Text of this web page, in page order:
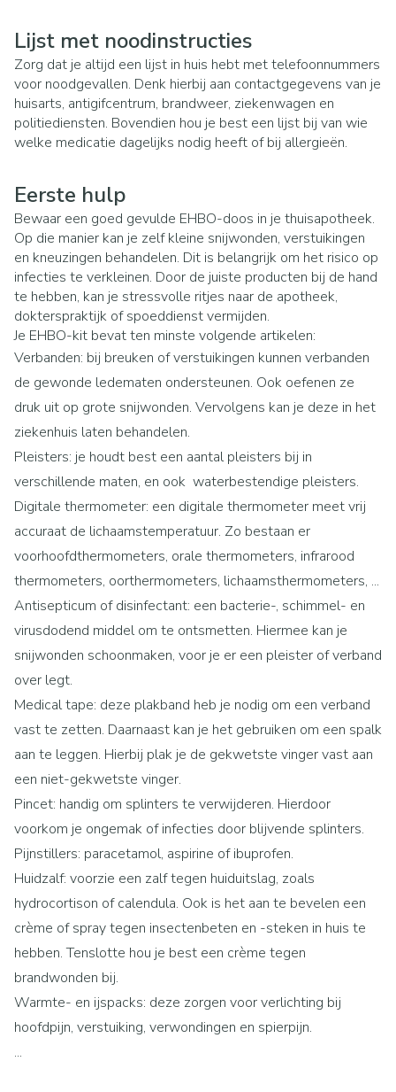
Lijst met noodinstructies
Zorg dat je altijd een lijst in huis hebt met telefoonnummers
voor noodgevallen. Denk hierbij aan contactgegevens van je
huisarts, antigifcentrum, brandweer, ziekenwagen en
politiediensten. Bovendien hou je best een lijst bij van wie
welke medicatie dagelijks nodig heeft of bij allergieën.
Eerste hulp
Bewaar een goed gevulde EHBO-doos in je thuisapotheek.
Op die manier kan je zelf kleine snijwonden, verstuikingen
en kneuzingen behandelen. Dit is belangrijk om het risico op
infecties te verkleinen. Door de juiste producten bij de hand
te hebben, kan je stressvolle ritjes naar de apotheek,
dokterspraktijk of spoeddienst vermijden.
Je EHBO-kit bevat ten minste volgende artikelen:
Verbanden: bij breuken of verstuikingen kunnen verbanden
de gewonde ledematen ondersteunen. Ook oefenen ze
druk uit op grote snijwonden. Vervolgens kan je deze in het
ziekenhuis laten behandelen.
Pleisters: je houdt best een aantal pleisters bij in
verschillende maten, en ook waterbestendige pleisters.
Digitale thermometer: een digitale thermometer meet vrij
accuraat de lichaamstemperatuur. Zo bestaan er
voorhoofdthermometers, orale thermometers, infrarood
thermometers, oorthermometers, lichaamsthermometers, ...
Antisepticum of disinfectant: een bacterie-, schimmel- en
virusdodend middel om te ontsmetten. Hiermee kan je
snijwonden schoonmaken, voor je er een pleister of verband
over legt.
Medical tape: deze plakband heb je nodig om een verband
vast te zetten. Daarnaast kan je het gebruiken om een spalk
aan te leggen. Hierbij plak je de gekwetste vinger vast aan
een niet-gekwetste vinger.
Pincet: handig om splinters te verwijderen. Hierdoor
voorkom je ongemak of infecties door blijvende splinters.
Pijnstillers: paracetamol, aspirine of ibuprofen.
Huidzalf: voorzie een zalf tegen huiduitslag, zoals
hydrocortison of calendula. Ook is het aan te bevelen een
crème of spray tegen insectenbeten en -steken in huis te
hebben. Tenslotte hou je best een crème tegen
brandwonden bij.
Warmte- en ijspacks: deze zorgen voor verlichting bij
hoofdpijn, verstuiking, verwondingen en spierpijn.
...